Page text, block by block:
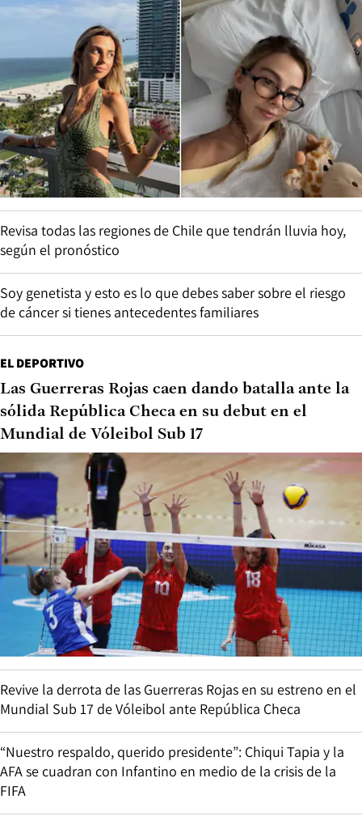
Revisa todas las regiones de Chile que tendrán lluvia hoy,
según el pronóstico
Soy genetista y esto es lo que debes saber sobre el riesgo
de cáncer si tienes antecedentes familiares
EL DEPORTIVO
Las Guerreras Rojas caen dando batalla ante la
sólida República Checa en su debut en el
Mundial de Vóleibol Sub 17
Revive la derrota de las Guerreras Rojas en su estreno en el
Mundial Sub 17 de Vóleibol ante República Checa
“Nuestro respaldo, querido presidente”: Chiqui Tapia y la
AFA se cuadran con Infantino en medio de la crisis de la
FIFA